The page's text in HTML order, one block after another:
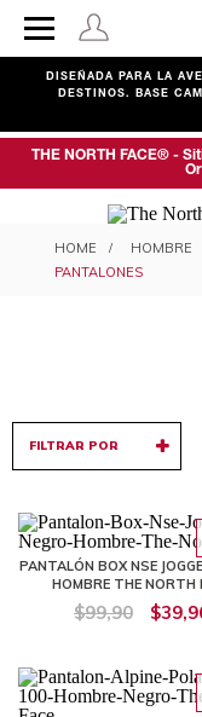
DISEÑADA PARA LA
DESTINOS. BASE
THE NORTH FACE® -
HOMBRE
PANTALONES
FILTRAR POR
PANTALÓN BOX NSE
HOMBRE THE NORTH
$99,90